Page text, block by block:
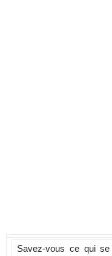
Savez-vous ce qui